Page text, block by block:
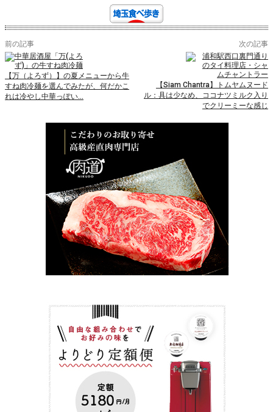
前の記事
【万（よろず）】の夏メニューから牛
すね肉冷麺を選んでみたが、何だかこ
れは冷やし中華っぽい…
次の記事
【Siam Chantra】トムヤムヌード
ル：具は少なめ、ココナツミルク入り
でクリーミーな感じ